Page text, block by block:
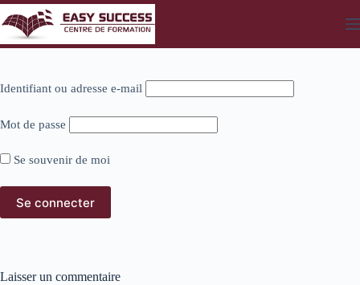
Passer
au
contenu
Identifiant ou adresse e-mail
Mot de passe
Se souvenir de moi
Laisser un commentaire